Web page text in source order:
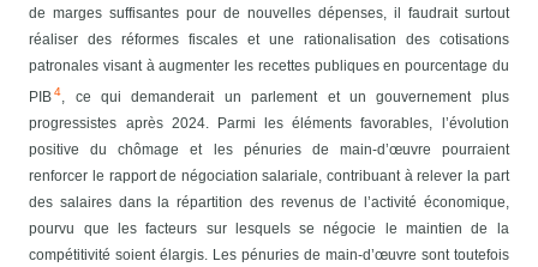
de marges suffisantes pour de nouvelles dépenses, il faudrait surtout
réaliser des réformes fiscales et une rationalisation des cotisations
patronales visant à augmenter les recettes publiques en pourcentage du
PIB4
, ce qui demanderait un parlement et un gouvernement plus
progressistes après 2024. Parmi les éléments favorables, l’évolution
positive du chômage et les pénuries de main-d’œuvre pourraient
renforcer le rapport de négociation salariale, contribuant à relever la part
des salaires dans la répartition des revenus de l’activité économique,
pourvu que les facteurs sur lesquels se négocie le maintien de la
compétitivité soient élargis. Les pénuries de main-d’œuvre sont toutefois